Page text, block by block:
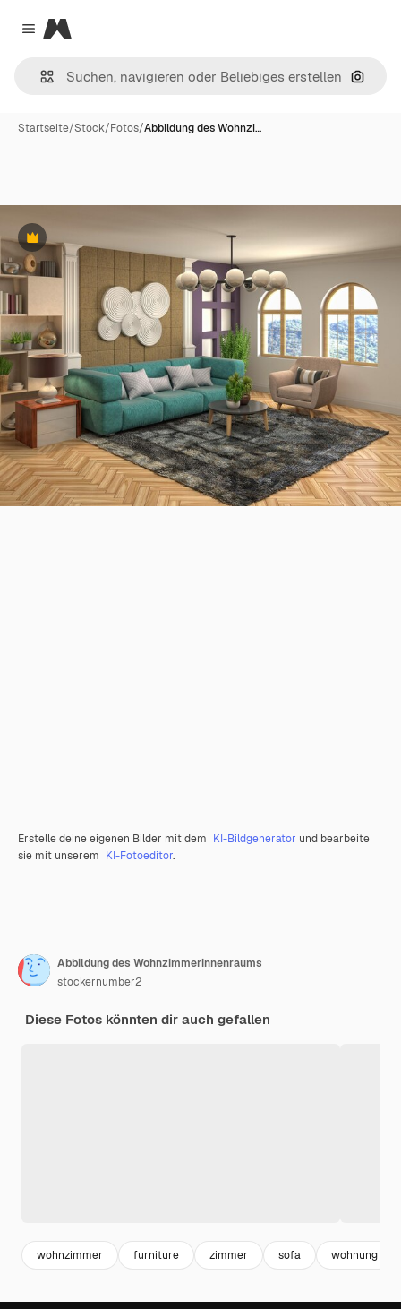
Close menu
Magnific
Nach
Startseite/Stock/Fotos/Abbildung des Wohnzi…
Premium
Erstelle deine eigenen Bilder mit dem KI-Bildgenerator und bearbeite
sie mit unserem KI-Fotoeditor.
Abbildung des Wohnzimmerinnenraums
stockernumber2
Diese Fotos könnten dir auch gefallen
wohnzimmer furniture zimmer sofa wohnung